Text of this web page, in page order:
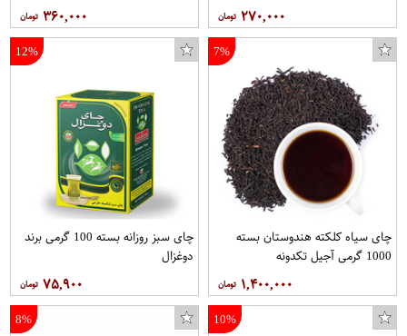
۲۷۰,۰۰۰ ۳۶۰,۰۰۰
7%
چای سیاه کلکته هندوستان بسته
1000 گرمی آجیل تکدونه
۱,۴۰۰,۰۰۰
12%
چای سبز روزانه بسته 100 گرمی برند
دوغزال
۷۵,۹۰۰
10%
8%